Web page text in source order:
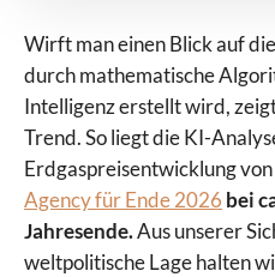
Wirft man einen Blick auf
durch mathematische
Intelligenz erstellt wird,
Trend. So liegt die KI-
Erdgaspreisentwicklung von
Agency für Ende 2026 bei
Jahresende.Aus unserer
weltpolitische Lage halten